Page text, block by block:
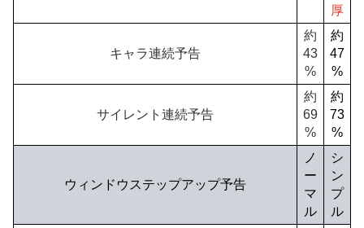
厚
キャラ連続予告
約
43
%
約
47
%
サイレント連続予告
約
69
%
約
73
%
ウィンドウステップアップ予告
ノ
ー
マ
ル
シ
ン
プ
ル